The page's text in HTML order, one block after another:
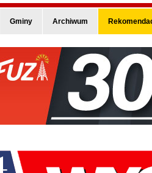
Gminy Archiwum